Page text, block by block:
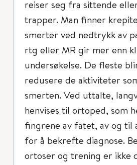
reiser seg fra sittende
trapper. Man finner
smerter ved nedtrykk av
rtg eller MR gir mer enn
undersøkelse. De fleste
redusere de aktiviteter
smerten. Ved uttalte,
henvises til ortoped, som
fingrene av fatet, av og til
for å bekrefte diagnose.
ortoser og trening er ikke